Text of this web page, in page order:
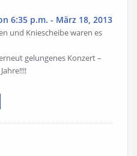
6:35 p.m. - März 18, 2013
und Kniescheibe waren es
gelungenes Konzert –